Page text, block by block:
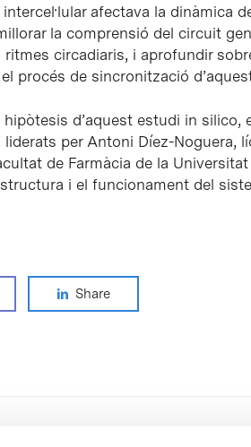
intercel·lular afectava la dinàmica
la comprensió del circuit
circadiaris, i aprofundir
procés de sincronització
hipòtesis d’aquest estudi in silico,
per Antoni Díez-Noguera,
de Farmàcia de la
i el funcionament del
Share